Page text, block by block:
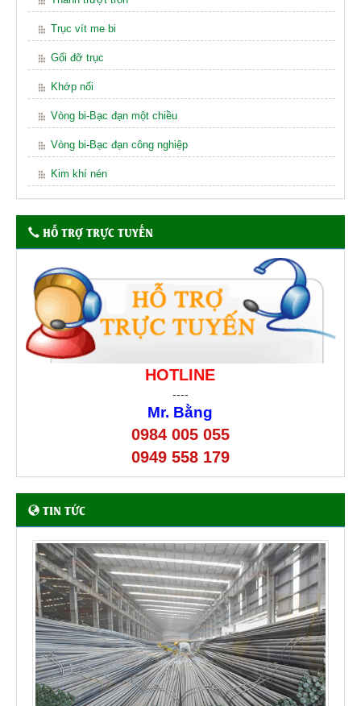
Trục vít me bi
Gối đỡ trục
Khớp nối
Vòng bi-Bạc đạn một chiều
Vòng bi-Bạc đạn công nghiệp
Kim khí nén
HỖ TRỢ TRỰC TUYẾN
HOTLINE
----
Mr. Bằng
0984 005 055
0949 558 179
TIN TỨC